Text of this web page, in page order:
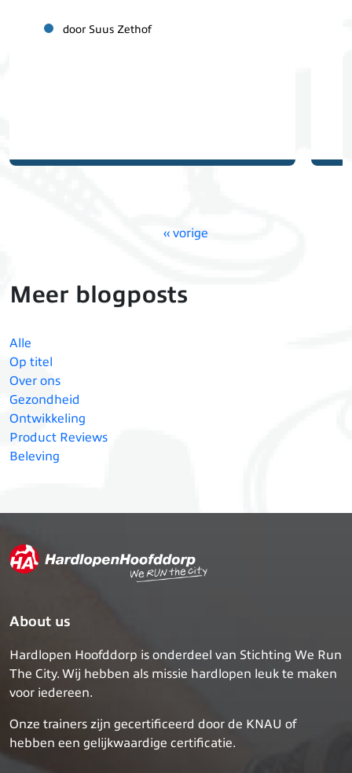
door Suus Zethof
Vorige pagina
‹‹ vorige
Meer blogposts
Alle
Op titel
Over ons
Gezondheid
Ontwikkeling
Product Reviews
Beleving
About us
Hardlopen Hoofddorp is onderdeel van Stichting We Run
The City. Wij hebben als missie hardlopen leuk te maken
voor iedereen.
Onze trainers zijn gecertificeerd door de KNAU of
hebben een gelijkwaardige certificatie.